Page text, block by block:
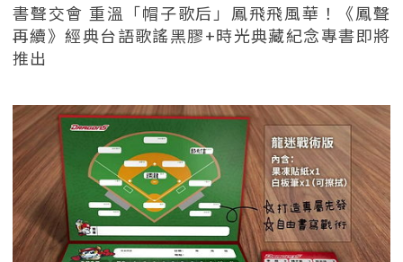
書聲交會 重溫「帽子歌后」鳳飛飛風華！《鳳聲
再續》經典台語歌謠黑膠+時光典藏紀念專書即將
推出